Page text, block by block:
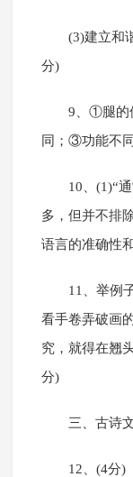
(3)建立和
分)
9、①腿的
同；③功能不
10、(1)“
多，但并不排
语言的准确性
11、举例
看手卷弄破画
究，就得在翘
分)
三、古诗
12、(4分)